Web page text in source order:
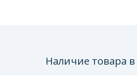
Наличие товара в